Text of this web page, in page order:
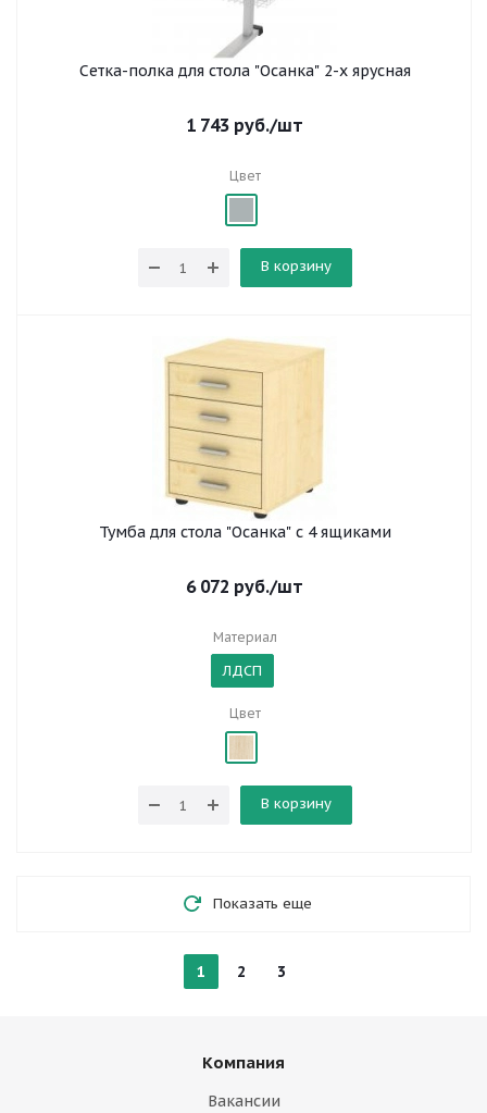
Сетка-полка для стола "Осанка" 2-х ярусная
1 743 руб./шт
Цвет
В корзину
Тумба для стола "Осанка" с 4 ящиками
6 072 руб./шт
Материал
ЛДСП
Цвет
В корзину
Показать еще
1 2 3
Компания
Вакансии